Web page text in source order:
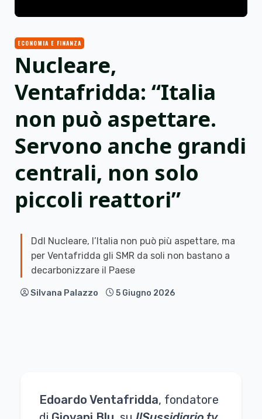
ECONOMIA E FINANZA
Nucleare,
Ventafridda: “Italia
non può aspettare.
Servono anche grandi
centrali, non solo
piccoli reattori”
Ddl Nucleare, l’Italia non può più aspettare, ma
per Ventafridda gli SMR da soli non bastano a
decarbonizzare il Paese
Silvana Palazzo 5 Giugno 2026
Edoardo Ventafridda, fondatore